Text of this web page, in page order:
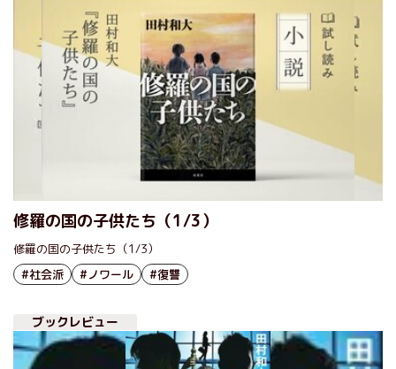
修羅の国の子供たち（1/3）
修羅の国の子供たち（1/3）
#社会派
#ノワール #復讐
ブックレビュー